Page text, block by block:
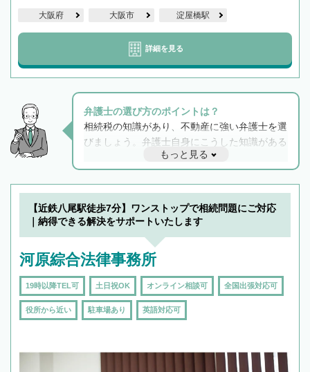
大阪府 大阪市 淀屋橋駅
詳細を見る
弁護士の選び方のポイントは？
相続税の知識があり、不動産に強い弁護士を選
びましょう。弁護士自身にこうした知識がある
と他士業との連携もスムーズに進み、トラブル
解決のみならず相続をトータルで任せることが
できます。また、相続は感情がからむ分野なの
でフィーリングも重要です。実際に電話や面談
で複数の弁護士と会話をしてウマが合う方に依
もっと見る
【近鉄八尾駅徒歩7分】ワンストップで相続問題にご対応
｜納得できる解決をサポートいたします
河原綜合法律事務所
19時以降TEL可 土日祝OK オンライン相談可 全国出張対応可
役所から近い 駐車場あり 英語対応可